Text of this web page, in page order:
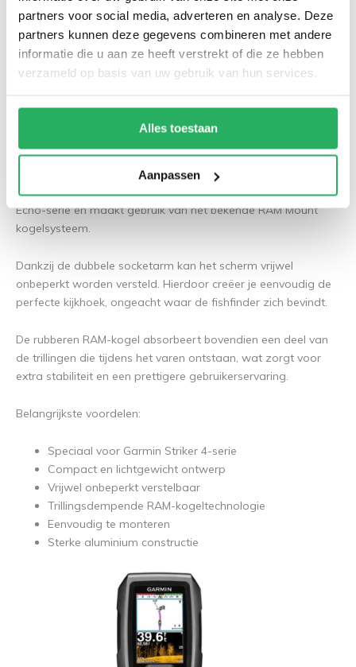
partners voor social media, adverteren en analyse. Deze
partners kunnen deze gegevens combineren met andere
informatie die u aan ze heeft verstrekt of die ze hebben
verzameld op basis van uw gebruik van hun services.
Alles toestaan
Aanpassen
RAM Mount voor Garmin Striker 4:
compact en veelzijdig
Voor kleinere fishfinders biedt deRAM Mount Garmin Striker 4
een compacte en betrouwbare oplossing. Deze
houder is speciaal ontwikkeld voor de Garmin Striker 4- en
Echo-serie en maakt gebruik van het bekende RAM Mount
kogelsysteem.
Dankzij de dubbele socketarm kan het scherm vrijwel
onbeperkt worden versteld. Hierdoor creëer je eenvoudig de
perfecte kijkhoek, ongeacht waar de fishfinder zich bevindt.
De rubberen RAM-kogel absorbeert bovendien een deel van
de trillingen die tijdens het varen ontstaan, wat zorgt voor
extra stabiliteit en een prettigere gebruikerservaring.
Belangrijkste voordelen:
Speciaal voor Garmin Striker 4-serie
Compact en lichtgewicht ontwerp
Vrijwel onbeperkt verstelbaar
Trillingsdempende RAM-kogeltechnologie
Eenvoudig te monteren
Sterke aluminium constructie